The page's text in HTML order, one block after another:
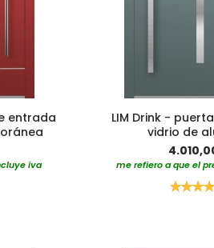
entrada
iva
LIM Drink -
vidrio de
me refiero a que el